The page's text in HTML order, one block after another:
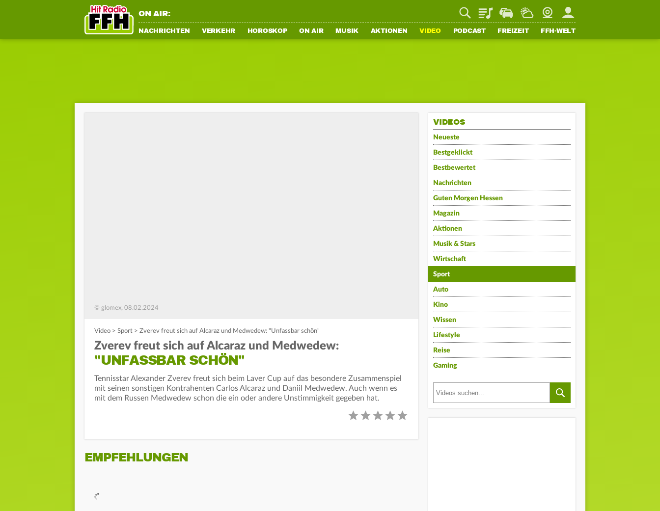
ON AIR: PlaylistStaupilotWetterWebcamMein FFH
NACHRICHTEN VERKEHR HOROSKOP ON AIR MUSIK AKTIONEN VIDEO PODCAST FREIZEIT FFH-WELT
© glomex, 08.02.2024
Video > Sport > Zverev freut sich auf Alcaraz und Medwedew: "Unfassbar schön"
Zverev freut sich auf Alcaraz und Medwedew:
"UNFASSBAR SCHÖN"
Tennisstar Alexander Zverev freut sich beim Laver Cup auf das besondere Zusammenspiel
mit seinen sonstigen Kontrahenten Carlos Alcaraz und Daniil Medwedew. Auch wenn es
mit dem Russen Medwedew schon die ein oder andere Unstimmigkeit gegeben hat.
EMPFEHLUNGEN
VIDEOS
Neueste
Bestgeklickt
Bestbewertet
Nachrichten
Guten Morgen Hessen
Magazin
Aktionen
Musik & Stars
Wirtschaft
Sport
Auto
Kino
Wissen
Lifestyle
Reise
Gaming